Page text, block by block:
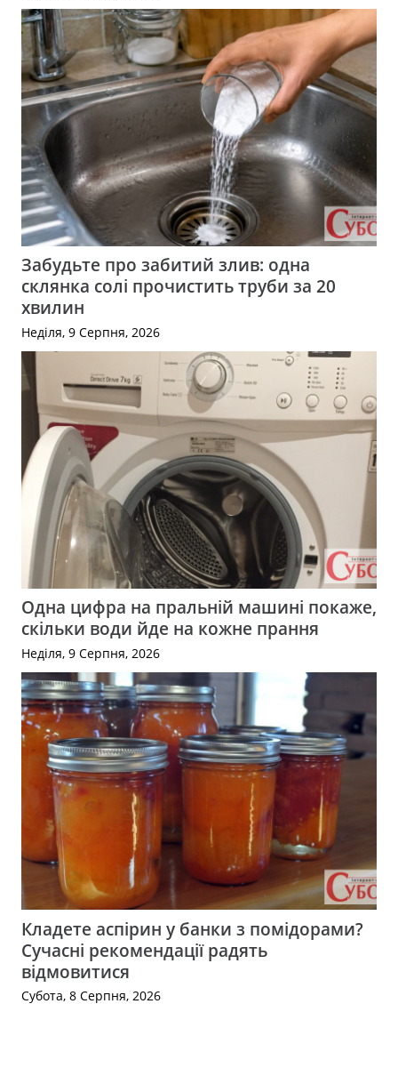
Забудьте про забитий злив: одна
склянка солі прочистить труби за 20
хвилин
Неділя, 9 Серпня, 2026
Одна цифра на пральній машині покаже,
скільки води йде на кожне прання
Неділя, 9 Серпня, 2026
Кладете аспірин у банки з помідорами?
Сучасні рекомендації радять
відмовитися
Субота, 8 Серпня, 2026